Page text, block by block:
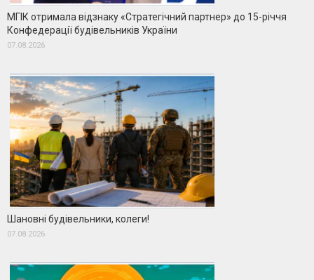
МГІК отримала відзнаку «Стратегічний партнер» до 15-річчя
Конфедерації будівельників України
07.08.2026
Шановні будівельники, колеги!
07.08.2026